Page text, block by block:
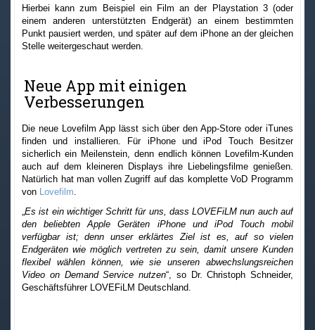
Hierbei kann zum Beispiel ein Film an der Playstation 3 (oder
einem anderen unterstützten Endgerät) an einem bestimmten
Punkt pausiert werden, und später auf dem iPhone an der gleichen
Stelle weitergeschaut werden.
Neue App mit einigen
Verbesserungen
Die neue Lovefilm App lässt sich über den App-Store oder iTunes
finden und installieren. Für iPhone und iPod Touch Besitzer
sicherlich ein Meilenstein, denn endlich können Lovefilm-Kunden
auch auf dem kleineren Displays ihre Liebelingsfilme genießen.
Natürlich hat man vollen Zugriff auf das komplette VoD Programm
von Lovefilm.
„Es ist ein wichtiger Schritt für uns, dass LOVEFiLM nun auch auf
den beliebten Apple Geräten iPhone und iPod Touch mobil
verfügbar ist; denn unser erklärtes Ziel ist es, auf so vielen
Endgeräten wie möglich vertreten zu sein, damit unsere Kunden
flexibel wählen können, wie sie unseren abwechslungsreichen
Video on Demand Service nutzen“, so Dr. Christoph Schneider,
Geschäftsführer LOVEFiLM Deutschland.